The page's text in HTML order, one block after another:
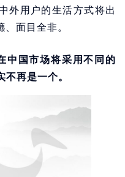
外用户的生活方式将出
面目全非。
中国市场将采用不同的
再是一个。